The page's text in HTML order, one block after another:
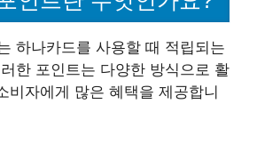
하나카드를 사용할 때 적립되는
한 포인트는 다양한 방식으로 활
비자에게 많은 혜택을 제공합니